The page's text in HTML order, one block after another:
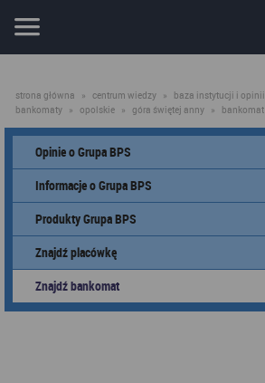
strona główna » centrum wiedzy » baza instytucji i opinii
bankomaty » opolskie » góra świętej anny » bankomat
Opinie o Grupa BPS
Informacje o Grupa BPS
Produkty Grupa BPS
Znajdź placówkę
Znajdź bankomat